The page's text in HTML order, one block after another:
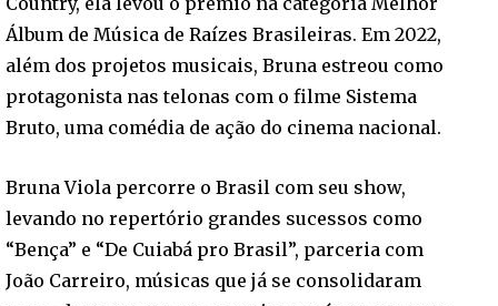
Álbum de Música de Raízes Brasileiras. Em 2022,
além dos projetos musicais, Bruna estreou como
protagonista nas telonas com o filme Sistema
Bruto, uma comédia de ação do cinema nacional.
Bruna Viola percorre o Brasil com seu show,
levando no repertório grandes sucessos como
“Bença” e “De Cuiabá pro Brasil”, parceria com
João Carreiro, músicas que já se consolidaram